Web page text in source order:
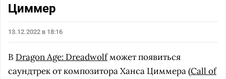
Циммер
13.12.2022 в 18:16
В Dragon Age: Dreadwolfможет появиться
саундтрек от композитора Ханса Циммера (Call of